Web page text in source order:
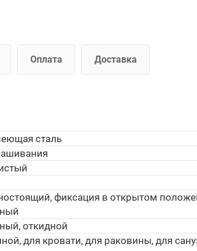
Оплата Доставка
сталь
фиксация в открытом
откидной
для кровати, для раковины, для